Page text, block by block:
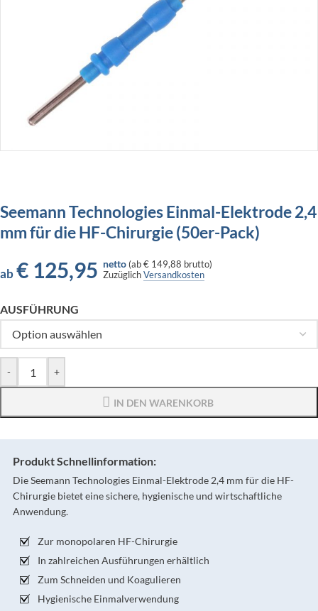
Seemann Technologies Einmal-Elektrode 2,4
mm für die HF-Chirurgie (50er-Pack)
ab € 125,95 netto (ab€ 149,88 brutto)
ZuzüglichVersandkosten
AUSFÜHRUNG
- +
IN DEN WARENKORB
Produkt Schnellinformation:
Die Seemann Technologies Einmal-Elektrode 2,4 mm für die HF-
Chirurgie bietet eine sichere, hygienische und wirtschaftliche
Anwendung.
Zur monopolaren HF-Chirurgie
In zahlreichen Ausführungen erhältlich
Zum Schneiden und Koagulieren
Hygienische Einmalverwendung